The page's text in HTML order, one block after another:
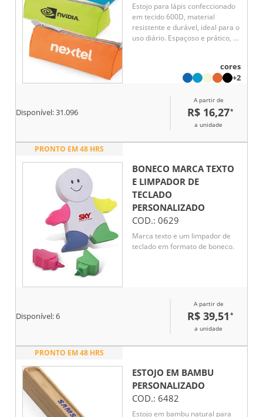
Estojo para lápis confeccionado
em tecido 600D, material
resistente e durável, ideal para o
uso diário. Espaçoso e prático, é
material escolar ou de escritório.
transporte e mantém os
acessórios sempre protegidos.
Versátil e útil, é uma excelente
para ações promocionais,
campanhas institucionais,
agregando praticidade ao dia a
dia do usuário.
cores
+2
Disponível:31.096
A partir de
R$ 16,27*
a unidade
PRONTO EM 48 HRS
BONECO MARCA TEXTO
E LIMPADOR DE
TECLADO
PERSONALIZADO
COD.: 0629
Marca texto e um limpador de
teclado em formato de boneco.
Disponível:6
A partir de
R$ 39,51 *
a unidade
PRONTO EM 48 HRS
ESTOJO EM BAMBU
PERSONALIZADO
COD.: 6482
Estojo em bambu natural para